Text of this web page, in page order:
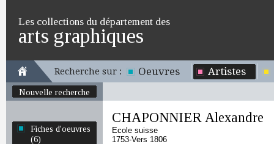
Les collections du département des
arts graphiques
Recherche sur : Oeuvres Artistes
Nouvelle recherche
Fiches d'oeuvres
(6)
CHAPONNIER Alexandre
Ecole suisse
1753-Vers 1806